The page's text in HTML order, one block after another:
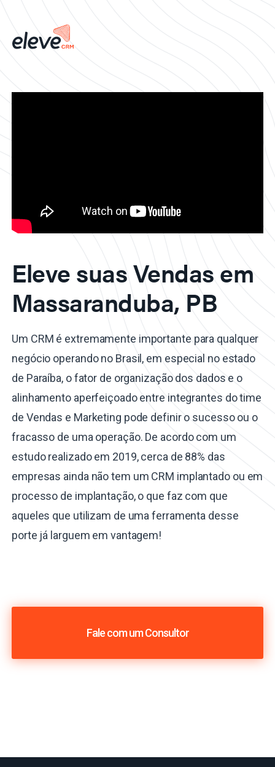
Eleve suas Vendas em
Massaranduba, PB
Um CRM é extremamente importante para qualquer
negócio operando no Brasil, em especial no estado
de Paraíba, o fator de organização dos dados e o
alinhamento aperfeiçoado entre integrantes do time
de Vendas e Marketing pode definir o sucesso ou o
fracasso de uma operação. De acordo com um
estudo realizado em 2019, cerca de 88% das
empresas ainda não tem um CRM implantado ou em
processo de implantação, o que faz com que
aqueles que utilizam de uma ferramenta desse
porte já larguem em vantagem!
Fale com um Consultor